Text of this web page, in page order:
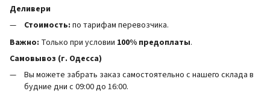
Деливери
Стоимость: по тарифам перевозчика.
Важно: Только при условии 100% предоплаты.
Самовывоз (г. Одесса)
Вы можете забрать заказ самостоятельно с нашего склада в
будние дни с 09:00 до 16:00.